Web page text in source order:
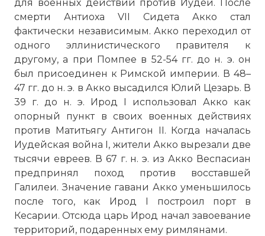
для военных действий против Иудеи. После
смерти Антиоха VII Сидета Акко стал
фактически независимым. Акко переходил от
одного эллинистического правителя к
другому, а при Помпее в 52-54 гг. до н. э. он
был присоединен к Римской империи. В 48–
47 гг. до н. э. в Акко высадился Юлий Цезарь. В
39 г. до н. э. Ирод I использовал Акко как
опорный пункт в своих военных действиях
против Матитьягу Антигон II. Когда началась
Иудейская война I, жители Акко вырезали две
тысячи евреев. В 67 г. н. э. из Акко Веспасиан
предпринял поход против восставшей
Галилеи. Значение гавани Акко уменьшилось
после того, как Ирод I построил портв
Кесарии. Отсюда царь Ирод начал завоевание
территорий, подаренных ему римлянами.